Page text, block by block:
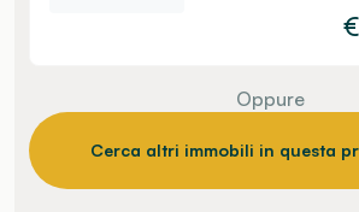
€
Oppure
Cerca altri immobili in questa